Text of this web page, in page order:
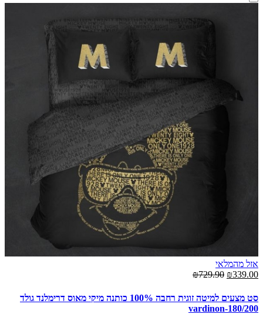
אזל מהמלאי
₪339.00
₪729.90
סט מצעים למיטה זוגית רחבה 100% כותנה מיקי מאוס דרימלנד גולד
180/200-vardinon